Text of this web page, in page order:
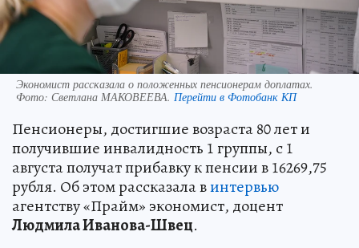
Экономист рассказала о положенных пенсионерам доплатах.
Фото: Светлана МАКОВЕЕВА. Перейти в Фотобанк КП
Пенсионеры, достигшие возраста 80 лет и
получившие инвалидность 1 группы, с 1
августа получат прибавку к пенсии в 16269,75
рубля. Об этом рассказала винтервью
агентству «Прайм» экономист, доцент
Людмила Иванова-Швец.